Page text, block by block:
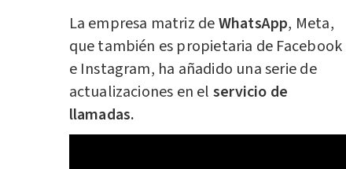
La empresa matriz deWhatsApp, Meta,
que también es propietaria de Facebook
e Instagram, ha añadido una serie de
actualizaciones en el servicio de
llamadas.